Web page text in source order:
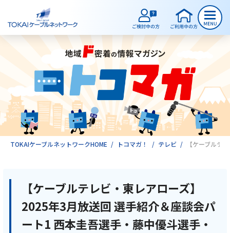
ご検討中のお客様
ご利用中のお客様
サービスのご案内
テレビ
TOKAIケーブルネットワークHOME トコマガ！ テレビ 【ケーブルテ
【ケーブルテレビ・東レアローズ】
2025年3月放送回 選手紹介＆座談会パ
ート1 西本圭吾選手・藤中優斗選手・